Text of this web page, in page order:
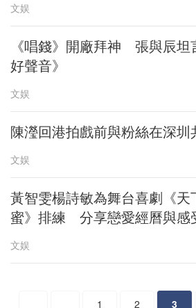
文娱
《唱錢》開廠拜神 張與辰坦
好聲音》
文娱
陳瀅回港拍戲前與粉絲在深圳
文娱
黃智雯楊詩敏為舞台喜劇《天
蜜》排練 分享戀愛經曆與感
文娱
1 2 3